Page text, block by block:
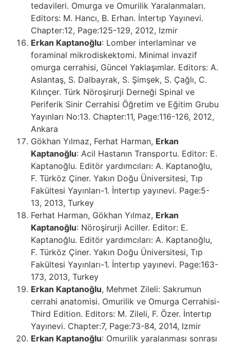
tedavileri. Omurga ve Omurilik Yaralanmaları.
Editors: M. Hancı, B. Erhan. İntertıp Yayınevi.
Chapter:12, Page:125-129, 2012, Izmir
Erkan Kaptanoğlu: Lomber interlaminar ve
foraminal mikrodiskektomi. Minimal invazif
omurga cerrahisi, Güncel Yaklaşımlar. Editors: A.
Aslantaş, S. Dalbayrak, S. Şimşek, S. Çağlı, C.
Kılınçer. Türk Nöroşirurji Derneği Spinal ve
Periferik Sinir Cerrahisi Öğretim ve Eğitim Grubu
Yayınları No:13. Chapter:11, Page:116-126, 2012,
Ankara
Gökhan Yılmaz, Ferhat Harman, Erkan
Kaptanoğlu: Acil Hastanın Transportu. Editor: E.
Kaptanoğlu. Editör yardımcıları: A. Kaptanoğlu,
F. Türköz Çiner. Yakın Doğu Üniversitesi, Tıp
Fakültesi Yayınları-1. İntertıp yayınevi. Page:5-
13, 2013, Turkey
Ferhat Harman, Gökhan Yılmaz, Erkan
Kaptanoğlu: Nöroşirurji Aciller. Editor: E.
Kaptanoğlu. Editör yardımcıları: A. Kaptanoğlu,
F. Türköz Çiner. Yakın Doğu Üniversitesi, Tıp
Fakültesi Yayınları-1. İntertıp yayınevi. Page:163-
173, 2013, Turkey
Erkan Kaptanoğlu, Mehmet Zileli: Sakrumun
cerrahi anatomisi. Omurilik ve Omurga Cerrahisi-
Third Edition. Editors: M. Zileli, F. Özer. İntertıp
Yayınevi. Chapter:7, Page:73-84, 2014, Izmir
Erkan Kaptanoğlu: Omurilik yaralanması sonrası